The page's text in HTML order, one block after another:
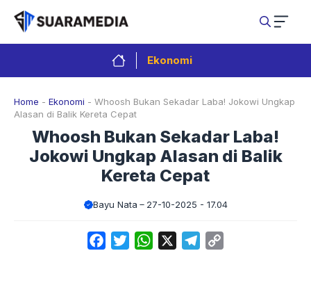
Langsung
isi
Ekonomi
Home - Ekonomi - Whoosh Bukan Sekadar Laba! Jokowi Ungkap
Alasan di Balik Kereta Cepat
Whoosh Bukan Sekadar Laba!
Jokowi Ungkap Alasan di Balik
Kereta Cepat
Bayu Nata 27-10-2025 - 17.04
FacebookTwitterWhatsApp Telegram